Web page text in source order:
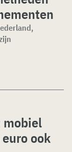
mobiel
ook